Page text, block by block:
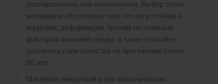
полипропилена или полиэтилена. Выбор этого
материала обусловлен тем, что он устойчив к
коррозии, деформации, прочим негативным
факторам внешней среды, а также способен
сохранять свои качества на протяжении более
50 лет.
Материал нехрупкий и при механическом